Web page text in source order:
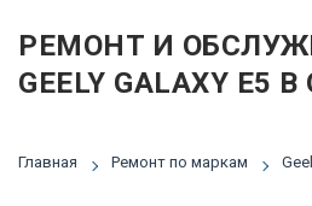
РЕМОНТ И
GEELY GALAXY E5
Главная Ремонт по маркам